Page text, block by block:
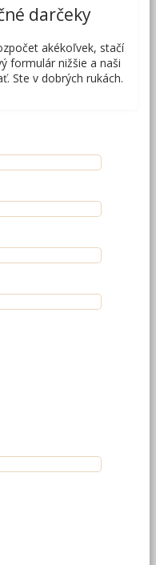
darčeky
akékoľvek, stačí
formulár nižšie a naši
Ste v dobrých rukách.